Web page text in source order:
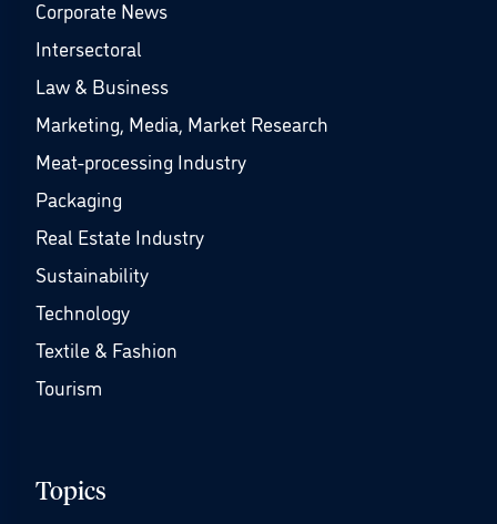
Corporate News
Intersectoral
Law & Business
Marketing, Media, Market Research
Meat-processing Industry
Packaging
Real Estate Industry
Sustainability
Technology
Textile & Fashion
Tourism
Topics